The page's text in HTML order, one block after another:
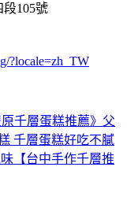
105號
?locale=zh_TW
千層蛋糕推薦》父
千層蛋糕好吃不膩
【台中手作千層推